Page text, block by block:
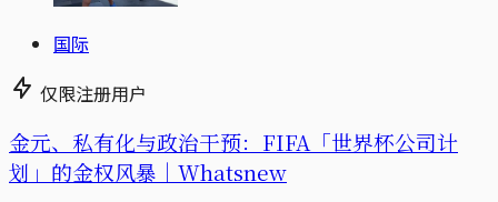
国际
仅限注册用户
金元、私有化与政治干预：FIFA「世界杯公司计
划」的金权风暴｜Whatsnew